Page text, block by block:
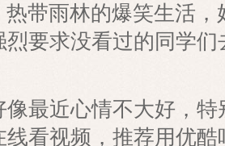
带雨林的爆笑生活，
烈要求没看过的同学
像最近心情不大好，
线看视频，推荐用优